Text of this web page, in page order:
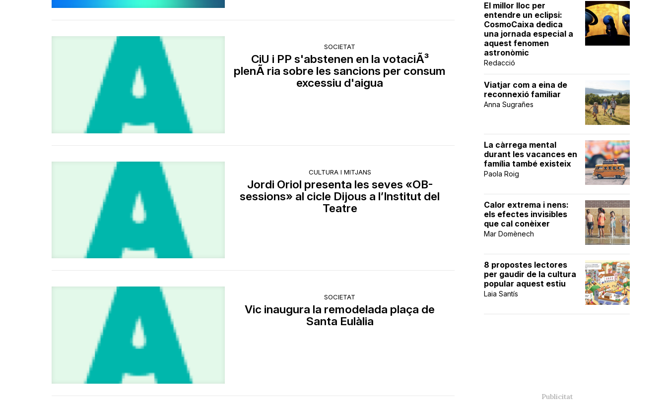
SOCIETAT
CiU i PP s'abstenen en la votaciÃ³
plenÃ ria sobre les sancions per consum
excessiu d'aigua
CULTURA I MITJANS
Jordi Oriol presenta les seves «OB-
sessions» al cicle Dijous a l’Institut del
Teatre
SOCIETAT
Vic inaugura la remodelada plaça de
Santa Eulàlia
El millor lloc per
entendre un eclipsi:
CosmoCaixa dedica
una jornada especial a
aquest fenomen
astronòmic
Redacció
Viatjar com a eina de
reconnexió familiar
Anna Sugrañes
La càrrega mental
durant les vacances en
família també existeix
Paola Roig
Calor extrema i nens:
els efectes invisibles
que cal conèixer
Mar Domènech
8 propostes lectores
per gaudir de la cultura
popular aquest estiu
Laia Santís